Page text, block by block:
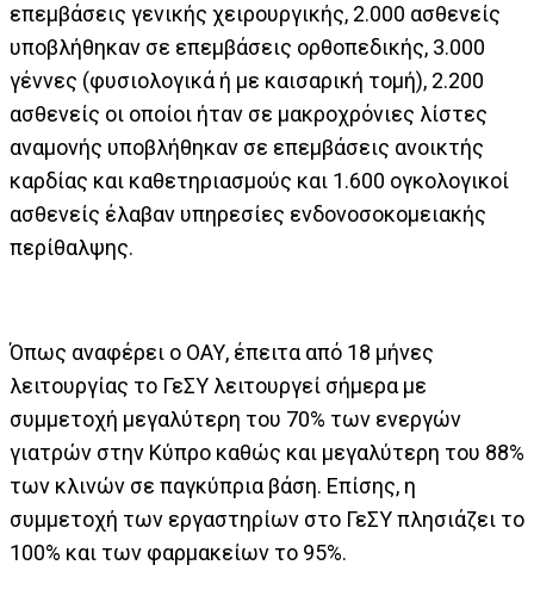
επεμβάσεις γενικής χειρουργικής, 2.000 ασθενείς
υποβλήθηκαν σε επεμβάσεις ορθοπεδικής, 3.000
γέννες (φυσιολογικά ή με καισαρική τομή), 2.200
ασθενείς οι οποίοι ήταν σε μακροχρόνιες λίστες
αναμονής υποβλήθηκαν σε επεμβάσεις ανοικτής
καρδίας και καθετηριασμούς και 1.600 ογκολογικοί
ασθενείς έλαβαν υπηρεσίες ενδονοσοκομειακής
περίθαλψης.
Όπως αναφέρει ο ΟΑΥ, έπειτα από 18 μήνες
λειτουργίας το ΓεΣΥ λειτουργεί σήμερα με
συμμετοχή μεγαλύτερη του 70% των ενεργών
γιατρών στην Κύπρο καθώς και μεγαλύτερη του 88%
των κλινών σε παγκύπρια βάση. Επίσης, η
συμμετοχή των εργαστηρίων στο ΓεΣΥ πλησιάζει το
100% και των φαρμακείων το 95%.